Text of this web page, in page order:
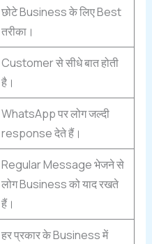
छोटे Business के लिए Best
तरीका।
Customer से सीधे बात होती
है।
WhatsApp पर लोग जल्दी
response देते हैं।
Regular Message भेजने से
लोग Business को याद रखते
हैं।
हर प्रकार के Business में